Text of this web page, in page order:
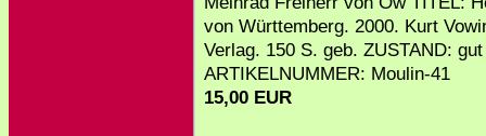
von Württemberg. 2000. Kurt
Verlag. 150 S. geb. ZUSTAND: gut
ARTIKELNUMMER: Moulin-41
15,00 EUR